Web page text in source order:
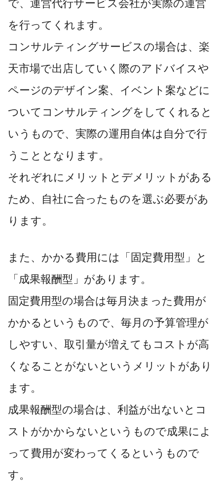
で、運営代行サービス会社が実際の運営
を行ってくれます。
コンサルティングサービスの場合は、楽
天市場で出店していく際のアドバイスや
ページのデザイン案、イベント案などに
ついてコンサルティングをしてくれると
いうもので、実際の運用自体は自分で行
うこととなります。
それぞれにメリットとデメリットがある
ため、自社に合ったものを選ぶ必要があ
ります。
また、かかる費用には「固定費用型」と
「成果報酬型」があります。
固定費用型の場合は毎月決まった費用が
かかるというもので、毎月の予算管理が
しやすい、取引量が増えてもコストが高
くなることがないというメリットがあり
ます。
成果報酬型の場合は、利益が出ないとコ
ストがかからないというもので成果によ
って費用が変わってくるというもので
す。